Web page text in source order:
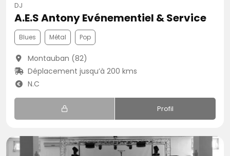
DJ
A.E.S Antony Evénementiel & Service
Blues Métal Pop
Montauban (82)
Déplacement jusqu’à 200 kms
N.C
Profil